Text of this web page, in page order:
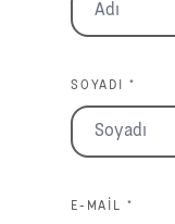
SOYADI *
E-MAIL *